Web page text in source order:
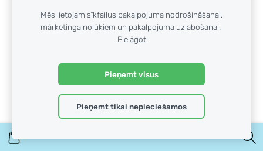
CANON PRIMA ZOOM
Izpārdots
NIKON Zoom 200 AF
Izpārdots
Mēs lietojam sīkfailus pakalpojuma nodrošināšanai,
mārketinga nolūkiem un pakalpojuma uzlabošanai.
Pielāgot
Pieņemt visus
Pieņemt tikai nepieciešamos